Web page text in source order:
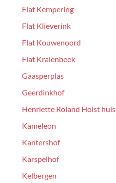
Flat Kempering
Flat Klieverink
Flat Kouwenoord
Flat Kralenbeek
Gaasperplas
Geerdinkhof
Henriette Roland Holst huis
Kameleon
Kantershof
Karspelhof
Kelbergen